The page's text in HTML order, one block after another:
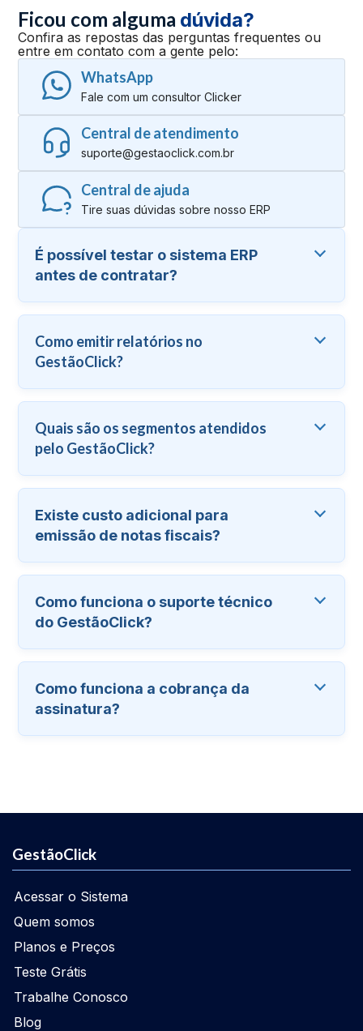
Ficou com alguma dúvida?
Confira as repostas das perguntas frequentes ou
entre em contato com a gente pelo:
WhatsApp
Fale com um consultor Clicker
Central de atendimento
suporte@gestaoclick.com.br
Central de ajuda
Tire suas dúvidas sobre nosso ERP
É possível testar o sistema ERP
antes de contratar?
Como emitir relatórios no
GestãoClick?
Quais são os segmentos atendidos
pelo GestãoClick?
Existe custo adicional para
emissão de notas fiscais?
Como funciona o suporte técnico
do GestãoClick?
Como funciona a cobrança da
assinatura?
GestãoClick
Acessar o Sistema
Quem somos
Planos e Preços
Teste Grátis
Trabalhe Conosco
Blog